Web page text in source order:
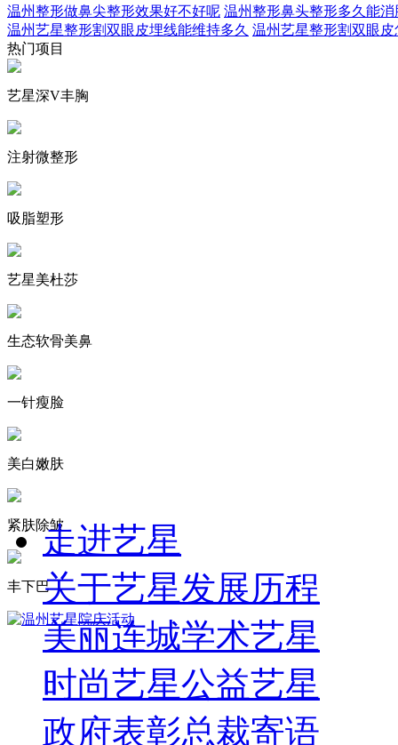
温州整形做鼻尖整形效果好不好呢 温州整形鼻头整形多久能消
温州艺星整形割双眼皮埋线能维持多久 温州艺星整形割双眼皮
热门项目
艺星深V丰胸
注射微整形
吸脂塑形
艺星美杜莎
生态软骨美鼻
一针瘦脸
美白嫩肤
紧肤除皱
丰下巴
走进艺星
关于艺星发展历程
美丽连城学术艺星
时尚艺星公益艺星
政府表彰总裁寄语